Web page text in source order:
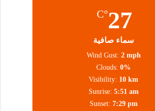
27
°C
سماء صافية
Wind Gust: 2 mph
Clouds: 0%
Visibility: 10 km
Sunrise: 5:51 am
Sunset: 7:29 pm